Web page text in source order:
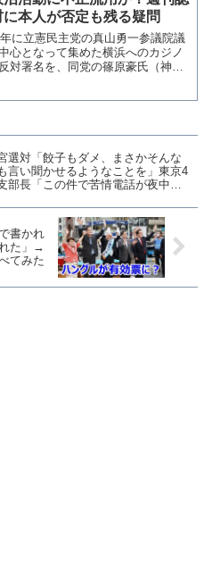
に本人が否定も残る疑問
に立憲民主党の真山勇一参議院議
心となって集めた横浜へのカジノ
対署名を、同党の篠原豪氏（神奈
選対「餃子もダメ、まさかそんな
言い聞かせるようなことを」東京4
部長「この件で苦情電話が夜中ま
書かれ
た」→
てみた